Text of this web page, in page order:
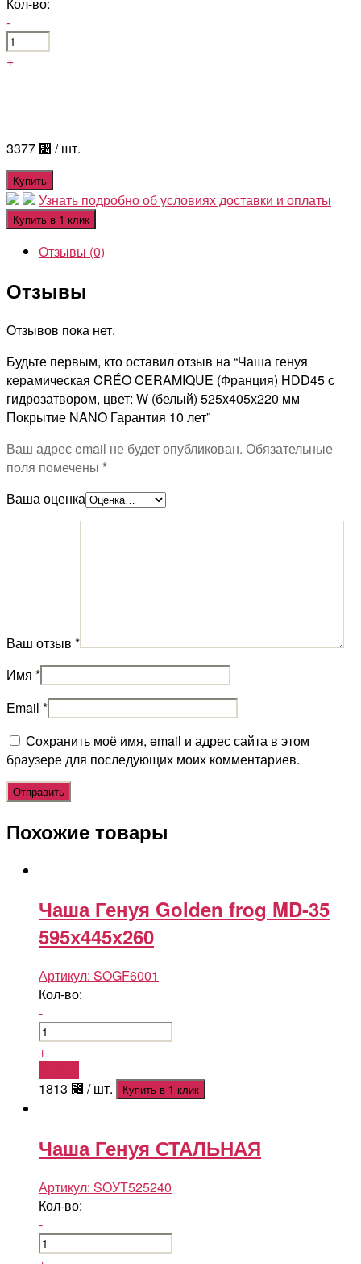
-
+
3377 ⃄ / шт.
Купить
Узнать подробно об условиях доставки и оплаты
Купить в 1 клик
Отзывы (0)
Отзывы
Отзывов пока нет.
Будьте первым, кто оставил отзыв на “Чаша генуя
керамическая CRÉO CERAMIQUE (Франция) HDD45 с
гидрозатвором, цвет: W (белый) 525х405х220 мм
Покрытие NANO Гарантия 10 лет”
Ваш адрес email не будет опубликован. Обязательные
поля помечены *
Ваша оценка
Ваш отзыв *
Имя *
Email *
Сохранить моё имя, email и адрес сайта в этом
браузере для последующих моих комментариев.
Похожие товары
Чаша Генуя Golden frog MD-35
595х445х260
Артикул: SOGF6001
Кол-во:
-
+
1813 ⃄ / шт. Купить в 1 клик
Чаша Генуя СТАЛЬНАЯ
Артикул: SOУТ525240
Кол-во:
-